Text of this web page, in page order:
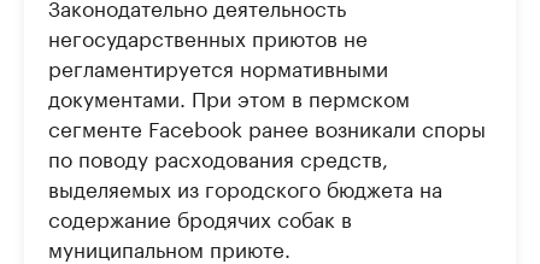
негосударственных приютов не
регламентируется нормативными
документами. При этом в пермском
сегменте Facebook ранее возникали споры
по поводу расходования средств,
выделяемых из городского бюджета на
содержание бродячих собак в
муниципальном приюте.